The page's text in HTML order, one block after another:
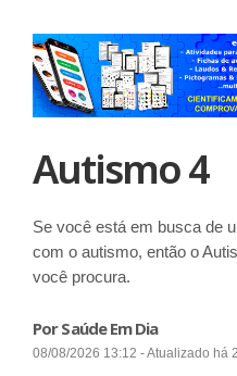
Autismo 4
Se você está em busca de
com o autismo, então o
você procura.
Por Saúde Em Dia
08/08/2026 13:12 - Atualizado há